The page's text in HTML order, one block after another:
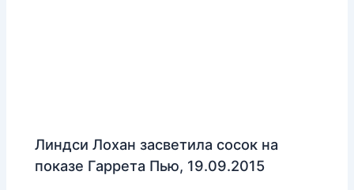
Линдси Лохан засветила сосок на
показе Гаррета Пью, 19.09.2015